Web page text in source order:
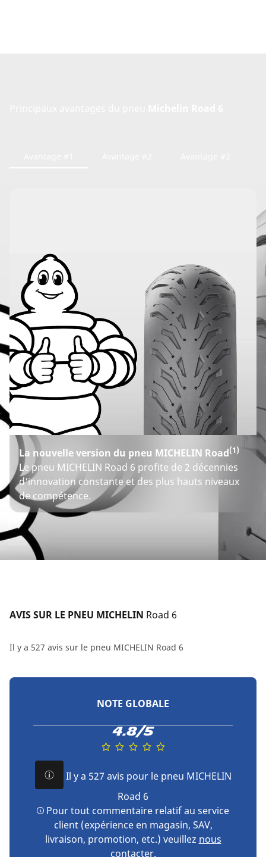
La nouvelle version du pneu MICHELIN Road(1)
Le pneu MICHELIN Road 6 profite de 2 décennies
d'innovation constante et des plus hauts niveaux
de compétence.
AVIS SUR LE PNEU MICHELIN Road 6
Il y a 527 avis sur le pneu MICHELIN Road 6
NOTE GLOBALE
4.8/5
Il y a 527 avis pour le pneu MICHELIN
Road 6
Pour tout commentaire relatif au service
client (expérience en magasin, SAV,
livraison, promotion, etc.) veuillez nous
contacter.